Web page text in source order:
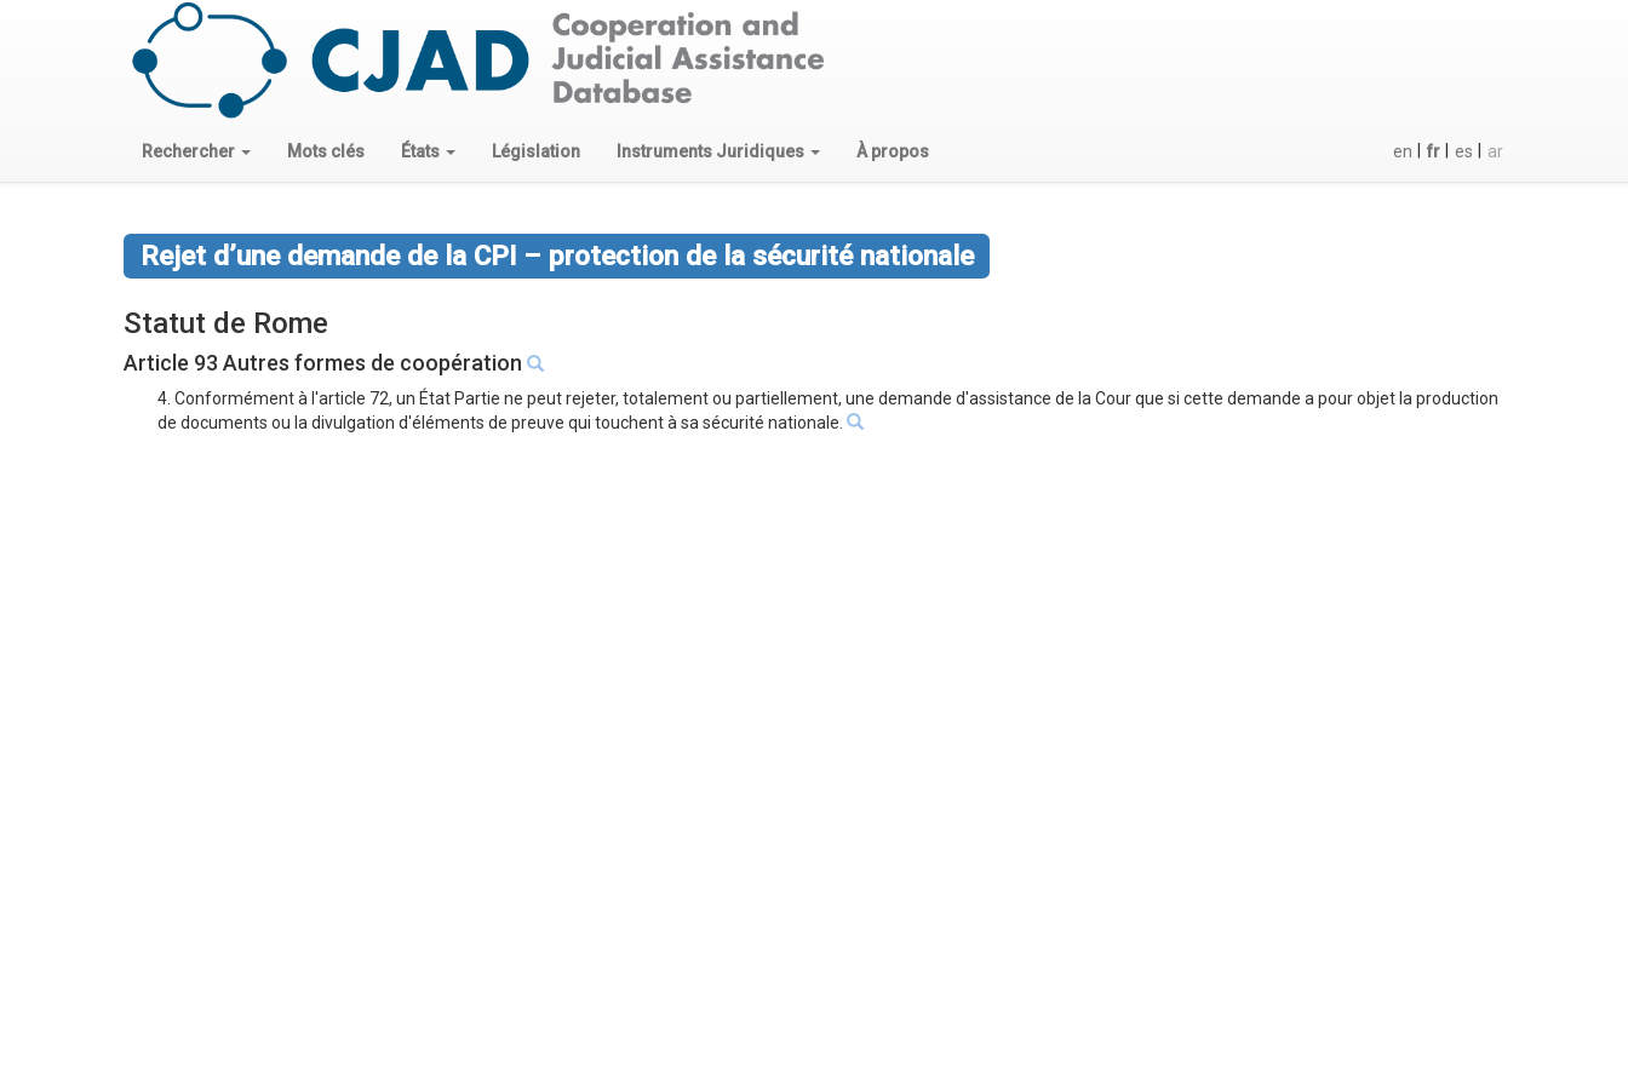
Rechercher Mots clés États Législation Instruments Juridiques À propos en fr es ar
Rejet d’une demande de la CPI – protection de la sécurité nationale
Statut de Rome
Article 93 Autres formes de coopération
4. Conformément à l'article 72, un État Partie ne peut rejeter, totalement ou partiellement, une demande d'assistance de la Cour que si cette demande a pour objet la production
de documents ou la divulgation d'éléments de preuve qui touchent à sa sécurité nationale.